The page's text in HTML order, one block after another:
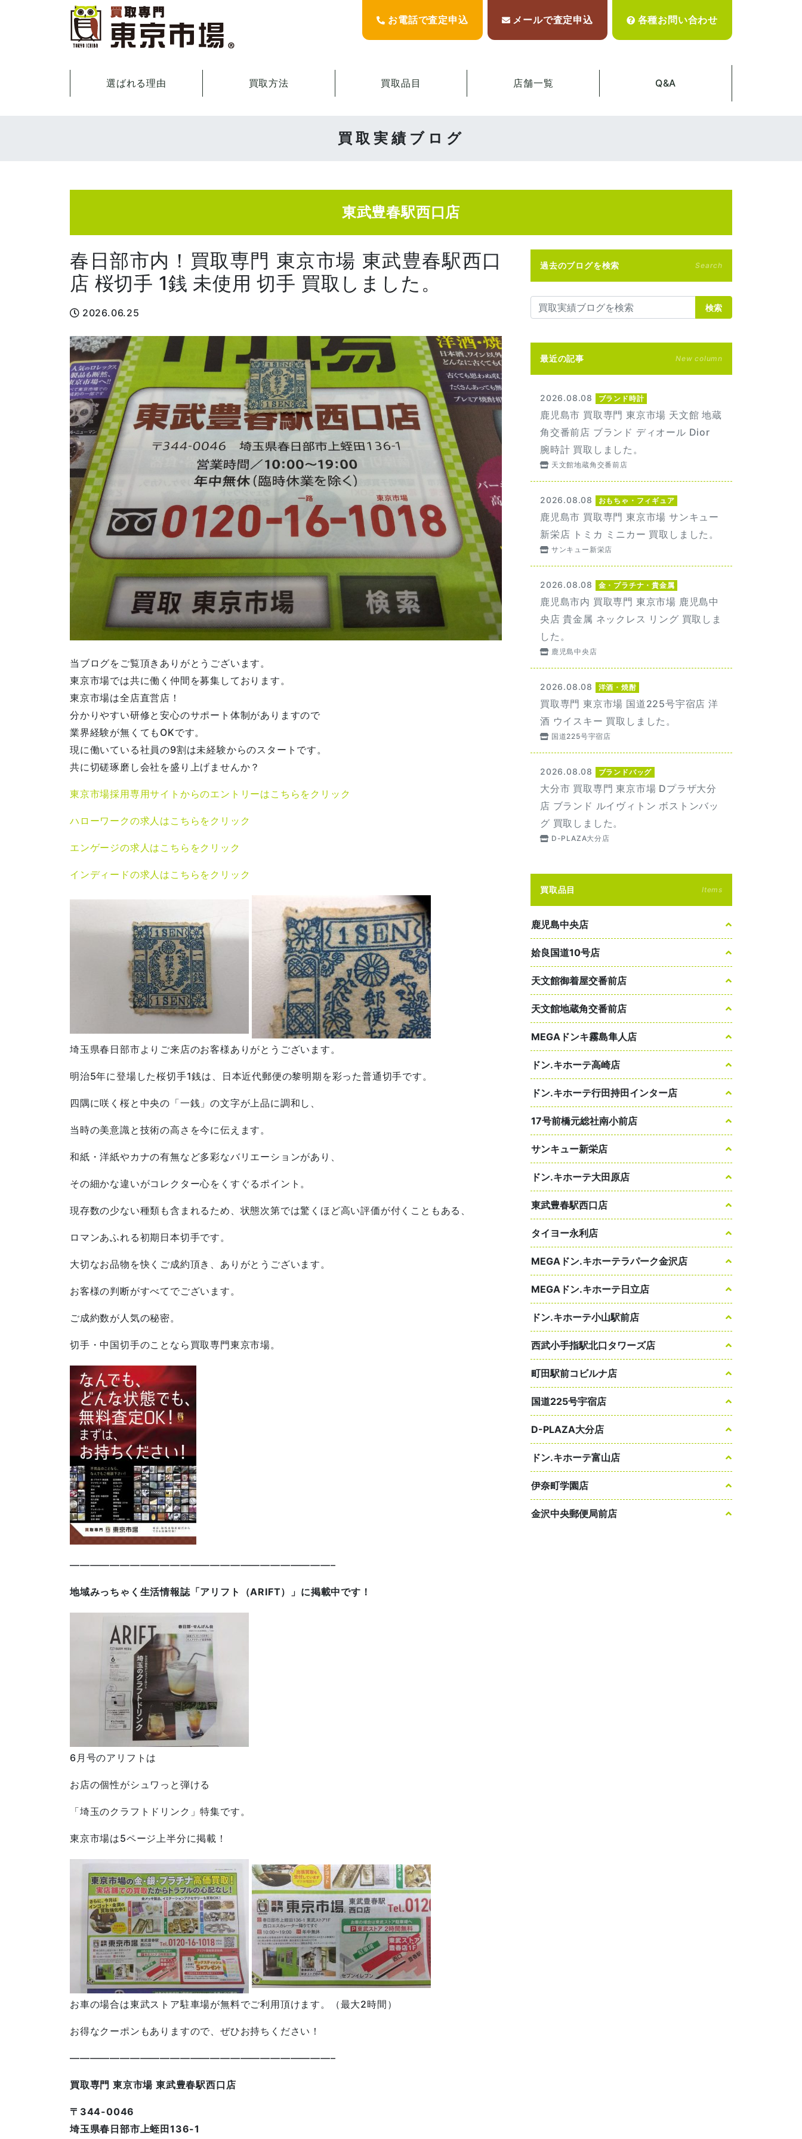
お電話で査定申込 メールで査定申込 各種お問い合わせ
選ばれる理由 買取方法 買取品目 店舗一覧 Q&A
買取実績ブログ
東武豊春駅西口店
春日部市内！買取専門 東京市場 東武豊春駅西口
店 桜切手 1銭 未使用 切手 買取しました。
2026.06.25
当ブログをご覧頂きありがとうございます。
東京市場では共に働く仲間を募集しております。
東京市場は全店直営店！
分かりやすい研修と安心のサポート体制がありますので
業界経験が無くてもOKです。
現に働いている社員の9割は未経験からのスタートです。
共に切磋琢磨し会社を盛り上げませんか？
東京市場採用専用サイトからのエントリーはこちらをクリック
ハローワークの求人はこちらをクリック
エンゲージの求人はこちらをクリック
インディードの求人はこちらをクリック
埼玉県春日部市よりご来店のお客様ありがとうございます。
明治5年に登場した桜切手1銭は、日本近代郵便の黎明期を彩った普通切手です。
四隅に咲く桜と中央の「一銭」の文字が上品に調和し、
当時の美意識と技術の高さを今に伝えます。
和紙・洋紙やカナの有無など多彩なバリエーションがあり、
その細かな違いがコレクター心をくすぐるポイント。
現存数の少ない種類も含まれるため、状態次第では驚くほど高い評価が付くこともある、
ロマンあふれる初期日本切手です。
大切なお品物を快くご成約頂き、ありがとうございます。
お客様の判断がすべてでございます。
ご成約数が人気の秘密。
切手・中国切手のことなら買取専門東京市場。
——————————————————————————–
地域みっちゃく生活情報誌「アリフト（ARIFT）」に掲載中です！
6月号のアリフトは
お店の個性がシュワっと弾ける
「埼玉のクラフトドリンク」特集です。
東京市場は5ページ上半分に掲載！
お車の場合は東武ストア駐車場が無料でご利用頂けます。（最大2時間）
お得なクーポンもありますので、ぜひお持ちください！
——————————————————————————–
買取専門 東京市場 東武豊春駅西口店
〒344-0046
埼玉県春日部市上蛭田136-1
過去のブログを検索 Search
検索
最近の記事 New column
2026.08.08 ブランド時計
鹿児島市 買取専門 東京市場 天文館 地蔵
角交番前店 ブランド ディオール Dior
腕時計 買取しました。
天文館地蔵角交番前店
2026.08.08 おもちゃ・フィギュア
鹿児島市 買取専門 東京市場 サンキュー
新栄店 トミカ ミニカー 買取しました。
サンキュー新栄店
2026.08.08 金・プラチナ・貴金属
鹿児島市内 買取専門 東京市場 鹿児島中
央店 貴金属 ネックレス リング 買取しま
した。
鹿児島中央店
2026.08.08 洋酒・焼酎
買取専門 東京市場 国道225号宇宿店 洋
酒 ウイスキー 買取しました。
国道225号宇宿店
2026.08.08 ブランドバッグ
大分市 買取専門 東京市場 Dプラザ大分
店 ブランド ルイヴィトン ボストンバッ
グ 買取しました。
D-PLAZA大分店
買取品目 Items
鹿児島中央店
姶良国道10号店
天文館御着屋交番前店
天文館地蔵角交番前店
MEGAドンキ霧島隼人店
ドン.キホーテ高崎店
ドン.キホーテ行田持田インター店
17号前橋元総社南小前店
サンキュー新栄店
ドン.キホーテ大田原店
東武豊春駅西口店
タイヨー永利店
MEGAドン.キホーテラパーク金沢店
MEGAドン.キホーテ日立店
ドン.キホーテ小山駅前店
西武小手指駅北口タワーズ店
町田駅前コビルナ店
国道225号宇宿店
D-PLAZA大分店
ドン.キホーテ富山店
伊奈町学園店
金沢中央郵便局前店